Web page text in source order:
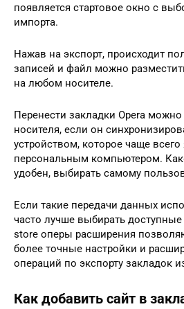
появляется стартовое окно с
импорта.
Нажав на экспорт, происходит
записей и файл можно
на любом носителе.
Перенести закладки Opera
носителя, если он
устройством, которое чаще всего
персональным компьютером.
удобен, выбирать самому
Если такие передачи данных
часто лучше выбирать доступные
store оперы расширения
более точные настройки и
операций по экспорту закладок
Как добавить сайт в